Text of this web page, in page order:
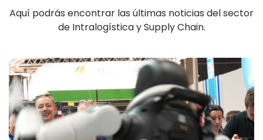
Aquí podrás encontrar las últimas noticias del sector
de Intralogística y Supply Chain.